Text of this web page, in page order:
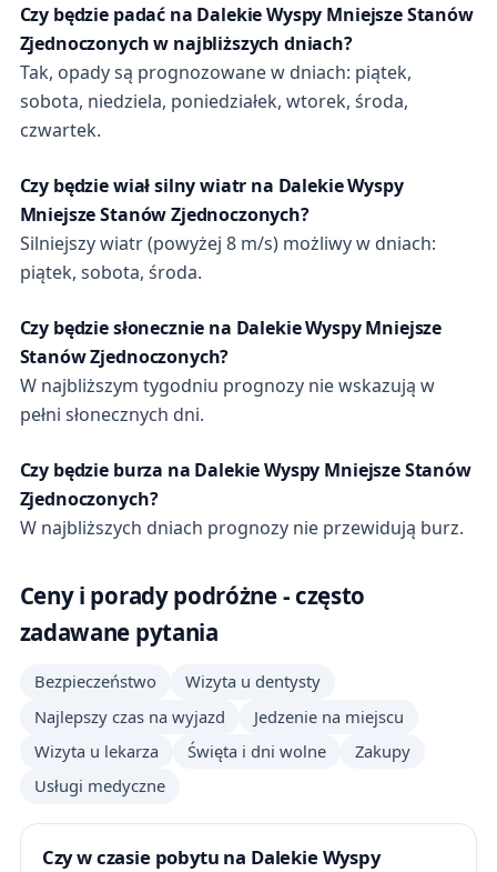
Czy będzie padać na Dalekie Wyspy Mniejsze Stanów
Zjednoczonych w najbliższych dniach?
Tak, opady są prognozowane w dniach: piątek,
sobota, niedziela, poniedziałek, wtorek, środa,
czwartek.
Czy będzie wiał silny wiatr na Dalekie Wyspy
Mniejsze Stanów Zjednoczonych?
Silniejszy wiatr (powyżej 8 m/s) możliwy w dniach:
piątek, sobota, środa.
Czy będzie słonecznie na Dalekie Wyspy Mniejsze
Stanów Zjednoczonych?
W najbliższym tygodniu prognozy nie wskazują w
pełni słonecznych dni.
Czy będzie burza na Dalekie Wyspy Mniejsze Stanów
Zjednoczonych?
W najbliższych dniach prognozy nie przewidują burz.
Ceny i porady podróżne - często
zadawane pytania
Bezpieczeństwo
Wizyta u dentysty
Najlepszy czas na wyjazd
Jedzenie na miejscu
Wizyta u lekarza
Święta i dni wolne
Zakupy
Usługi medyczne
Czy w czasie pobytu na Dalekie Wyspy